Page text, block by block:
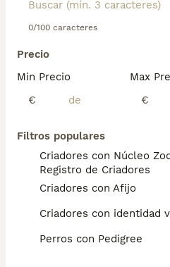
0/100 caracteres
Precio
Min Precio
€
Max
€
Filtros populares
Criadores con Núcleo
Registro de Criadores
Criadores con Afijo
Criadores con identidad
Perros con Pedigree